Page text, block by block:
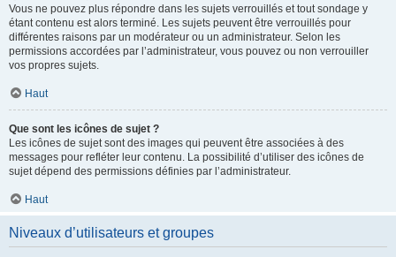
Vous ne pouvez plus répondre dans les sujets verrouillés et tout sondage y
étant contenu est alors terminé. Les sujets peuvent être verrouillés pour
différentes raisons par un modérateur ou un administrateur. Selon les
permissions accordées par l’administrateur, vous pouvez ou non verrouiller
vos propres sujets.
Haut
Que sont les icônes de sujet ?
Les icônes de sujet sont des images qui peuvent être associées à des
messages pour refléter leur contenu. La possibilité d’utiliser des icônes de
sujet dépend des permissions définies par l’administrateur.
Haut
Niveaux d’utilisateurs et groupes